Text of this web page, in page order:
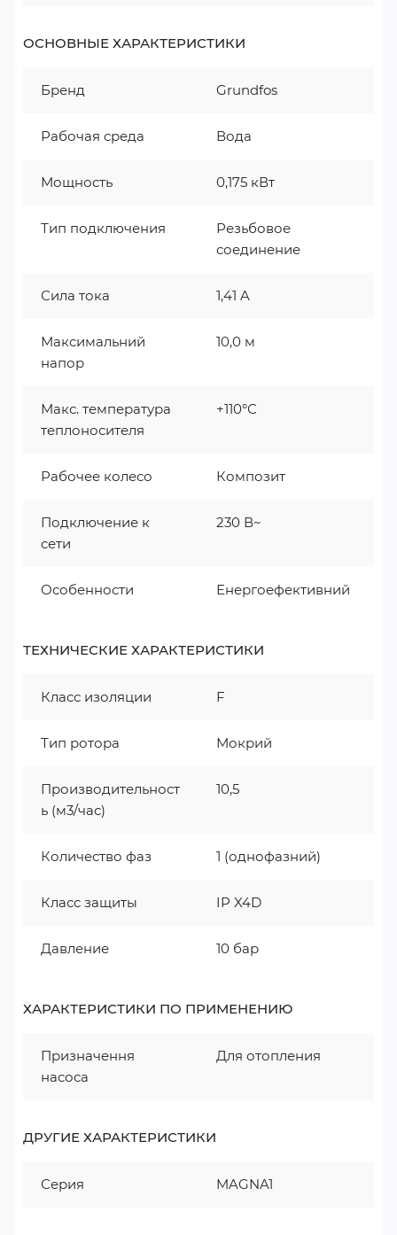
ОСНОВНЫЕ ХАРАКТЕРИСТИКИ
Бренд Grundfos
Рабочая среда Вода
Мощность 0,175 кВт
Тип подключения
Резьбовое
соединение
Сила тока 1,41 A
Максимальний
напор
10,0 м
Макс. температура
теплоносителя
+110°С
Рабочее колесо Композит
Подключение к
сети
230 В~
Особенности Енергоефективний
ТЕХНИЧЕСКИЕ ХАРАКТЕРИСТИКИ
Класс изоляции F
Тип ротора Мокрий
Производительност
ь (м3/час)
10,5
Количество фаз 1 (однофазний)
Класс защиты IP X4D
Давление 10 бар
ХАРАКТЕРИСТИКИ ПО ПРИМЕНЕНИЮ
Призначення
насоса
Для отопления
ДРУГИЕ ХАРАКТЕРИСТИКИ
Серия MAGNA1